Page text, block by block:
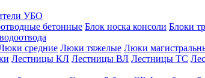
УБО
бетонные Блок носка консоли Блоки
средние Люки тяжелые Люки
Лестницы КЛ Лестницы ВЛ Лестницы ТС